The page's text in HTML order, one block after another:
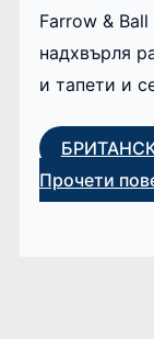
Farrow &
надхвърля
и тапети и
Прочети